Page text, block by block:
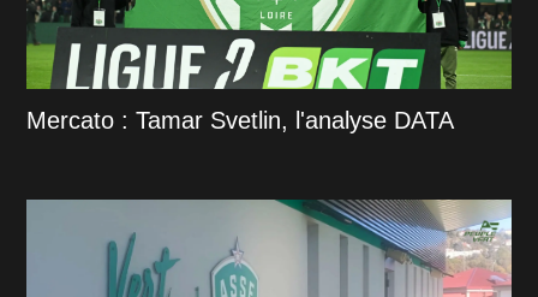
Mercato : Tamar Svetlin, l'analyse DATA